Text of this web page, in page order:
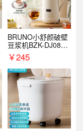
BRUNO小舒颜破壁
豆浆机BZK-DJ08S0
1￥245